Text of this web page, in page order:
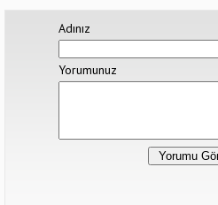
Adınız
Yorumunuz